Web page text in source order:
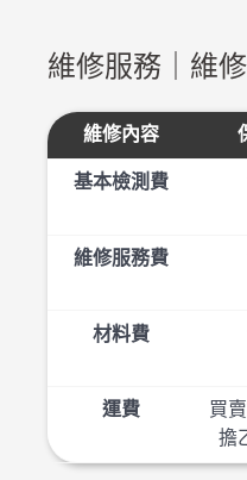
維修服務｜維
維修內容
基本檢測費
維修服務費
材料費
運費
買
擔